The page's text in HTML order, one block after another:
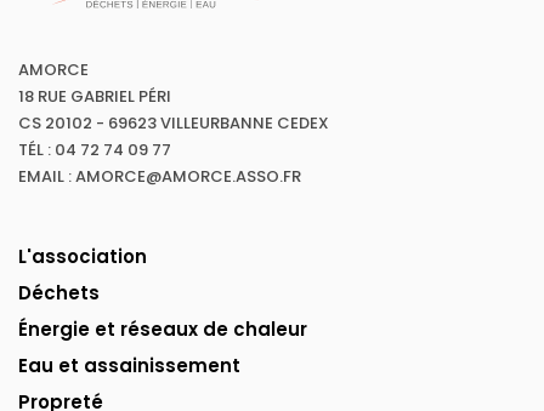
AMORCE
18 RUE GABRIEL PÉRI
CS 20102 - 69623 VILLEURBANNE CEDEX
TÉL : 04 72 74 09 77
EMAIL : AMORCE@AMORCE.ASSO.FR
L'association
Déchets
Énergie et réseaux de chaleur
Eau et assainissement
Propreté